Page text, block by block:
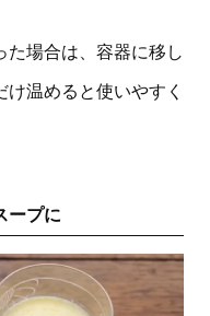
た場合は、容器に移し
温めると使いやすく
ープに